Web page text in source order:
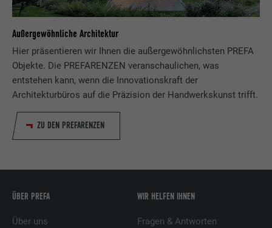
Außergewöhnliche Architektur
Hier präsentieren wir Ihnen die außergewöhnlichsten PREFA
Objekte. Die PREFARENZEN veranschaulichen, was
entstehen kann, wenn die Innovationskraft der
Architekturbüros auf die Präzision der Handwerkskunst trifft.
ZU DEN PREFARENZEN
ÜBER PREFA
Über uns
WIR HELFEN IHNEN
Fragen & Antworten